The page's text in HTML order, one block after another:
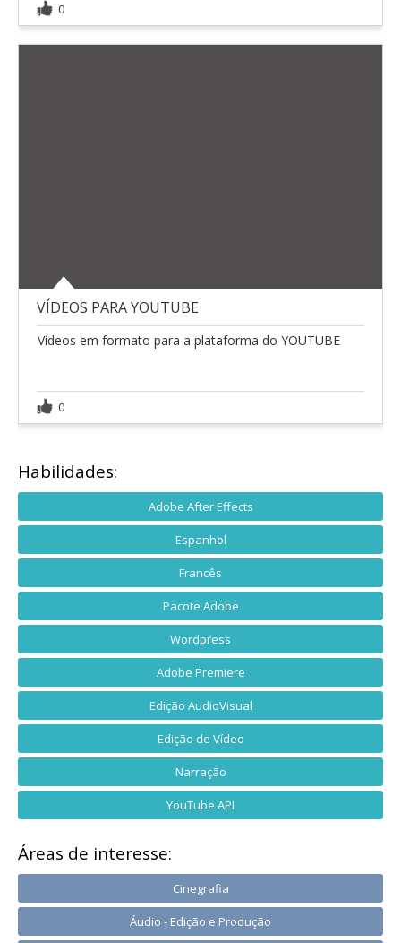
0
VÍDEOS PARA YOUTUBE
Vídeos em formato para a plataforma do YOUTUBE
0
Habilidades:
Adobe After Effects
Espanhol
Francês
Pacote Adobe
Wordpress
Adobe Premiere
Edição AudioVisual
Edição de Vídeo
Narração
YouTube API
Áreas de interesse:
Cinegrafia
Áudio - Edição e Produção